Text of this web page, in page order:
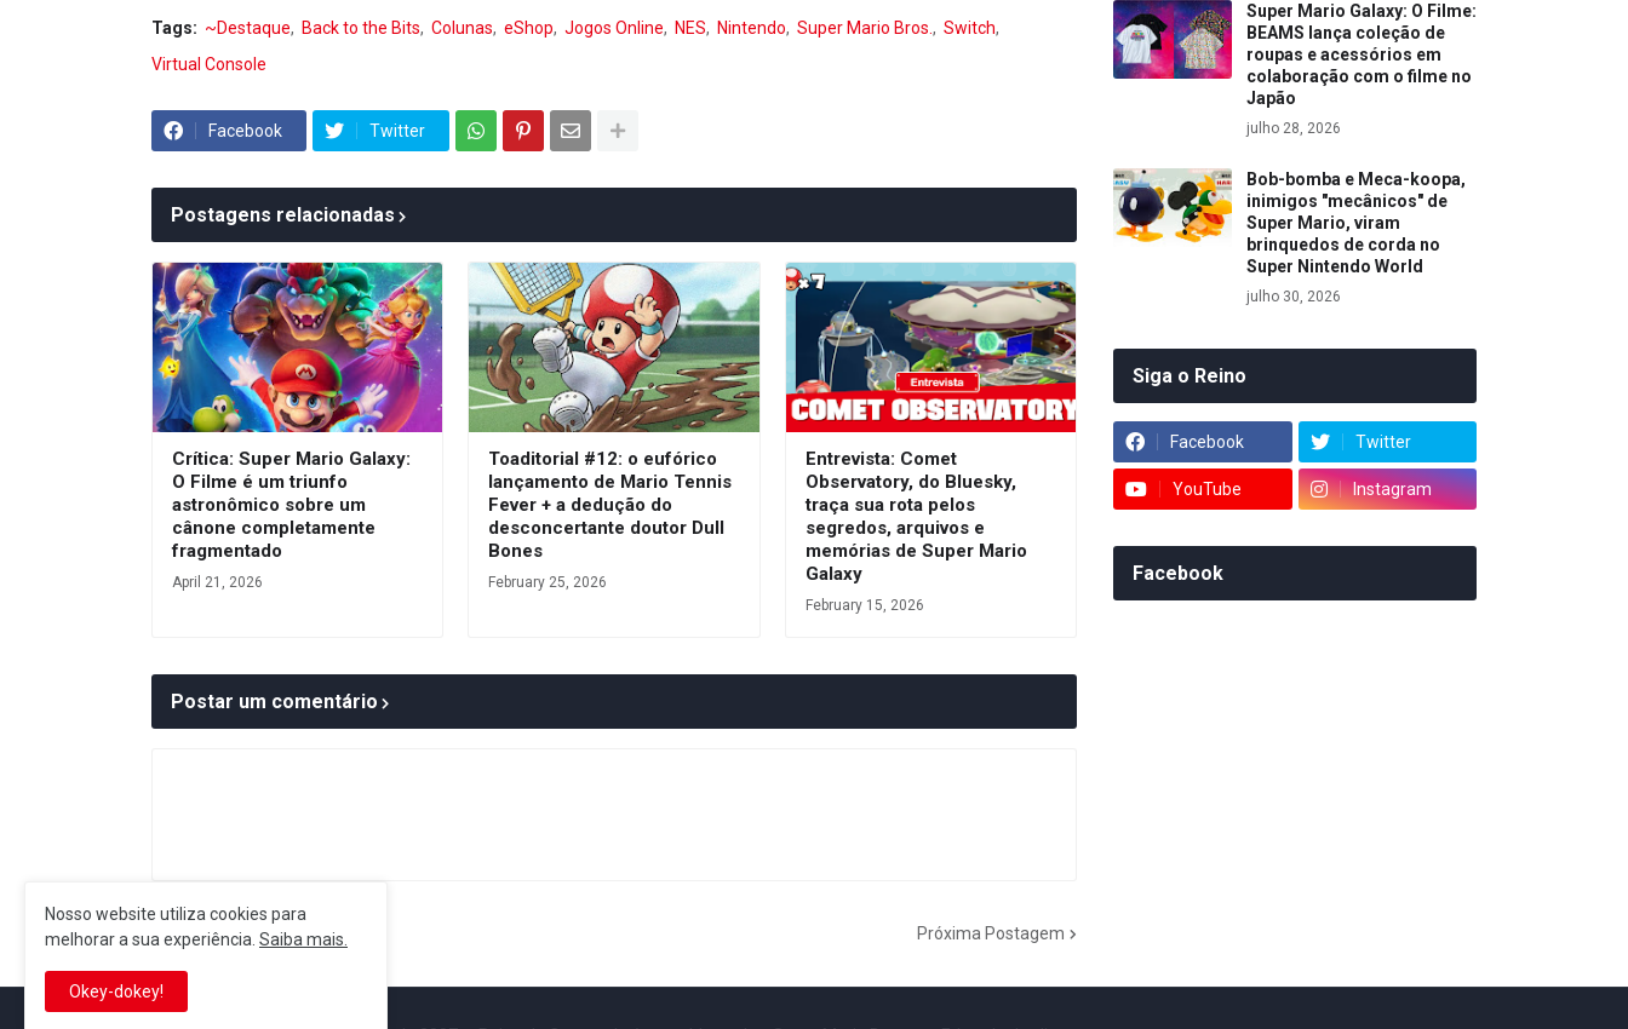
Tags: ~Destaque Back to the Bits Colunas eShop Jogos Online NES Nintendo Super Mario Bros.
Switch
Virtual Console
Facebook Twitter
Postagens relacionadas
Crítica: Super Mario Galaxy:
O Filme é um triunfo
astronômico sobre um
cânone completamente
fragmentado
April 21, 2026
Toaditorial #12: o eufórico
lançamento de Mario Tennis
Fever + a dedução do
desconcertante doutor Dull
Bones
February 25, 2026
Entrevista: Comet
Observatory, do Bluesky,
traça sua rota pelos
segredos, arquivos e
memórias de Super Mario
Galaxy
February 15, 2026
Postar um comentário
Postagem Anterior Próxima Postagem
Super Mario Galaxy: O Filme:
BEAMS lança coleção de
roupas e acessórios em
colaboração com o filme no
Japão
julho 28, 2026
Bob-bomba e Meca-koopa,
inimigos "mecânicos" de
Super Mario, viram
brinquedos de corda no
Super Nintendo World
julho 30, 2026
Siga o Reino
Facebook Twitter
YouTube Instagram
Facebook
Nosso website utiliza cookies para
melhorar a sua experiência. Saiba mais.
Okey-dokey!